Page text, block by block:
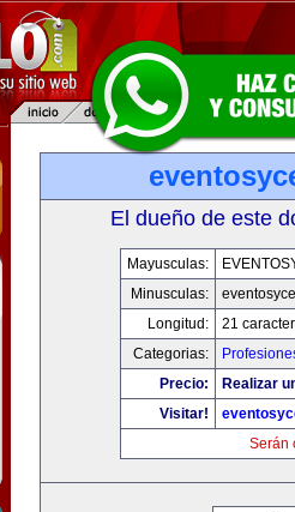
El dueño de este
Mayusculas:
Minusculas:
Longitud:
21
Categorias:
Precio:
Realizar
Visitar!
Serán